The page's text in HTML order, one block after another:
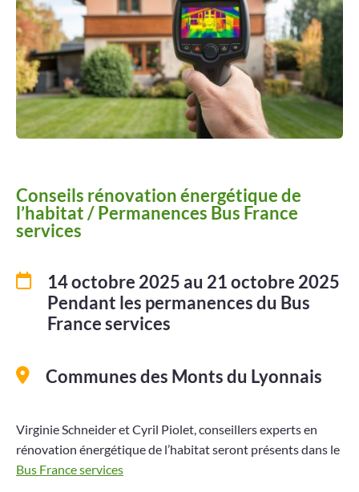
Conseils rénovation énergétique de
l’habitat / Permanences Bus France
services
14 octobre 2025 au 21 octobre 2025
Pendant les permanences du Bus
France services
Communes des Monts du Lyonnais
Virginie Schneider et Cyril Piolet, conseillers experts en
rénovation énergétique de l’habitat seront présents dans le
Bus France services
Agenda
Actualités
Vidéos
Projets
Contact